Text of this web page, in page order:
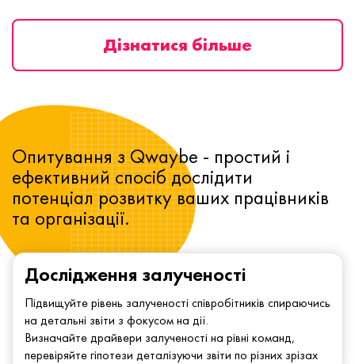
Дізнатися більше
Дослідження залученості
Підвищуйте рівень залученості співробітників спираючись
на детальні звіти з фокусом на дії.
Визначайте драйвери залученості на рівні команд,
перевіряйте гіпотези деталізуючи звіти по різних зрізах
Опитування з Qwaybe - простий і
ефективний спосіб дослідити
потенціал розвитку ваших працівників
та організації.